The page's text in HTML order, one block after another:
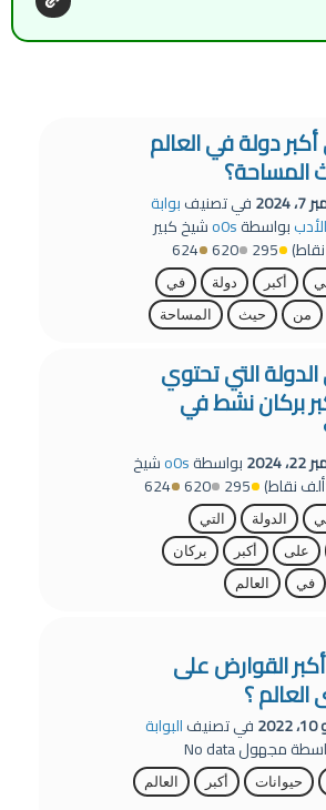
دولة في العالم
المساحة؟
في تصنيفبوابة
بواسطةo0sشيخ كبير
نقاط) 295
620
624
أكبر دولة
في
من حيث المساحة
التي تحتوي
بركان نشط في
2024 بواسطةo0sشيخ
نقاط) 295
620
624
الدولة
التي
على أكبر
بركان
في العالم
القوارض على
؟
في تصنيفالبوابة
مجهولNo data
حيوانات أكبر العالم